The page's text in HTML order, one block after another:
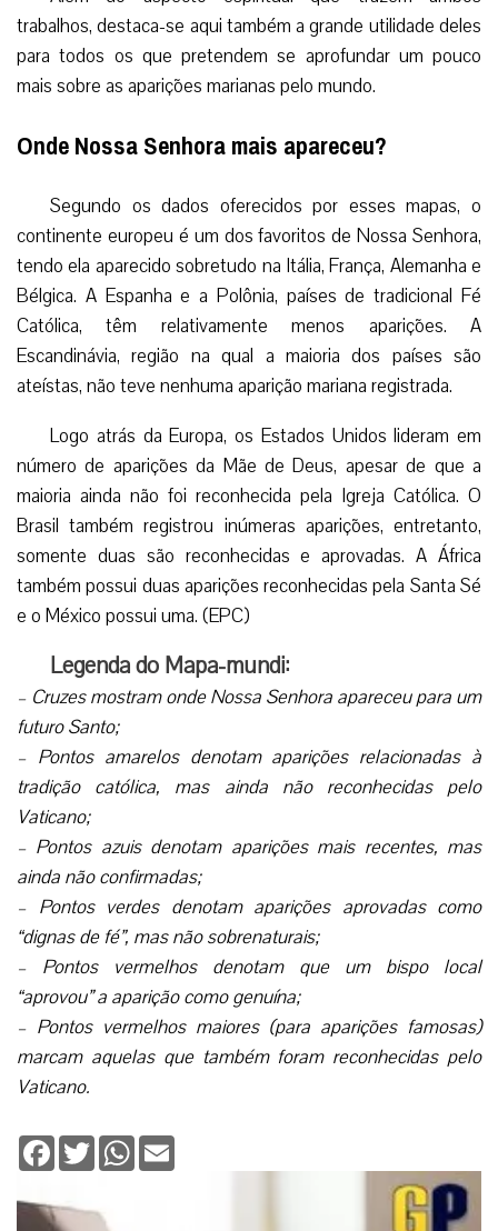
trabalhos, destaca-se aqui também a grande utilidade deles
para todos os que pretendem se aprofundar um pouco
mais sobre as aparições marianas pelo mundo.
Onde Nossa Senhora mais apareceu?
Segundo os dados oferecidos por esses mapas, o
continente europeu é um dos favoritos de Nossa Senhora,
tendo ela aparecido sobretudo na Itália, França, Alemanha e
Bélgica. A Espanha e a Polônia, países de tradicional Fé
Católica, têm relativamente menos aparições. A
Escandinávia, região na qual a maioria dos países são
ateístas, não teve nenhuma aparição mariana registrada.
Logo atrás da Europa, os Estados Unidos lideram em
número de aparições da Mãe de Deus, apesar de que a
maioria ainda não foi reconhecida pela Igreja Católica. O
Brasil também registrou inúmeras aparições, entretanto,
somente duas são reconhecidas e aprovadas. A África
também possui duas aparições reconhecidas pela Santa Sé
e o México possui uma. (EPC)
Legenda do Mapa-mundi:
– Cruzes mostram onde Nossa Senhora apareceu para um
futuro Santo;
– Pontos amarelos denotam aparições relacionadas à
tradição católica, mas ainda não reconhecidas pelo
Vaticano;
– Pontos azuis denotam aparições mais recentes, mas
ainda não confirmadas;
– Pontos verdes denotam aparições aprovadas como
“dignas de fé”, mas não sobrenaturais;
– Pontos vermelhos denotam que um bispo local
“aprovou” a aparição como genuína;
– Pontos vermelhos maiores (para aparições famosas)
marcam aquelas que também foram reconhecidas pelo
Vaticano.
Facebook
TwitterWhatsApp